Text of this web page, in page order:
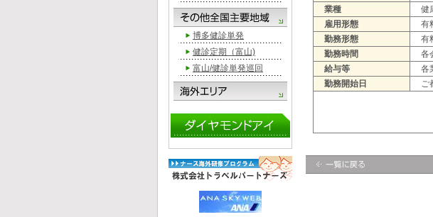
業種
健
雇用形態
有
勤務形態
有
勤務時間
各
給与等
各
勤務開始日
ご
博多健診単発
健診定期（富山)
富山/健診単発巡回